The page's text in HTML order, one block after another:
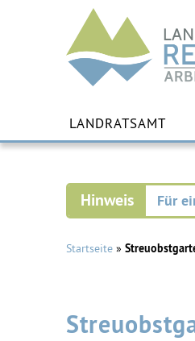
Landkreis
Regen
LANDRATSAMT
Für
Startseite »